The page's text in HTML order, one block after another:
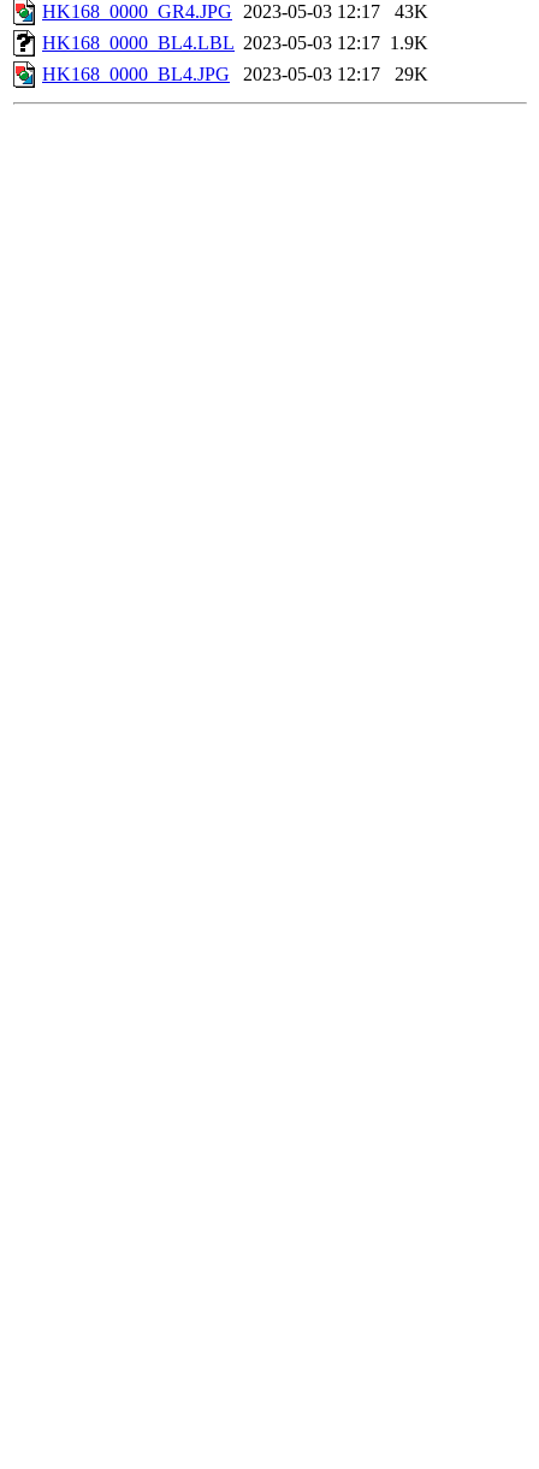
HK168_0000_GR4.JPG 2023-05-03 12:17
43K
HK168_0000_BL4.LBL 2023-05-03 12:17 1.9K
HK168_0000_BL4.JPG
2023-05-03 12:17 29K